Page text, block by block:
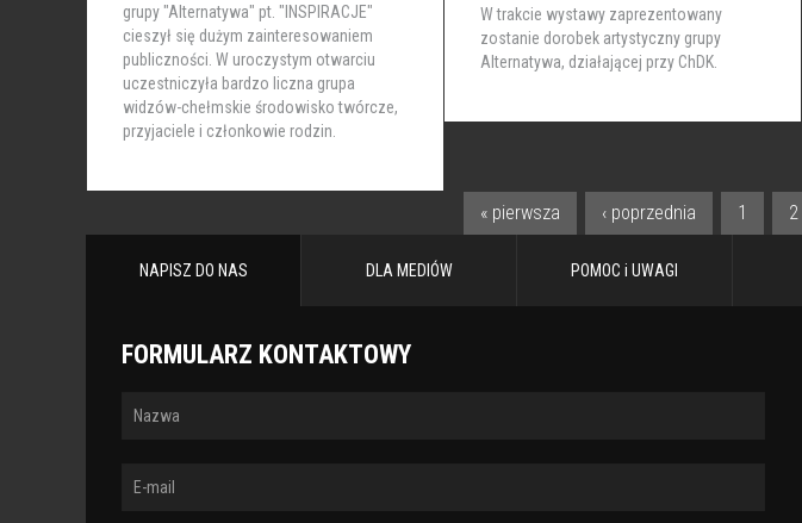
grupy "Alternatywa" pt. "INSPIRACJE"
cieszył się dużym zainteresowaniem
publiczności. W uroczystym otwarciu
uczestniczyła bardzo liczna grupa
widzów-chełmskie środowisko twórcze,
przyjaciele i członkowie rodzin.
W trakcie wystawy zaprezentowany
zostanie dorobek artystyczny grupy
Alternatywa, działającej przy ChDK.
STRONY
« pierwsza ‹ poprzednia 1 2
NAPISZ DO NAS DLA MEDIÓW POMOC i UWAGI
FORMULARZ KONTAKTOWY